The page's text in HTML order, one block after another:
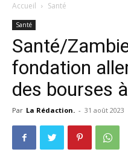
Accueil Santé
Santé
Santé/
fondation
des bourses
Par La Rédaction. - 31 août 2023